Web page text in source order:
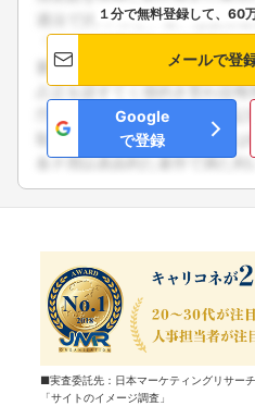
１分で無料登録して、60
メールで登
Google
で登録
■実査委託先：日本マーケティングリサ
「サイトのイメージ調査」